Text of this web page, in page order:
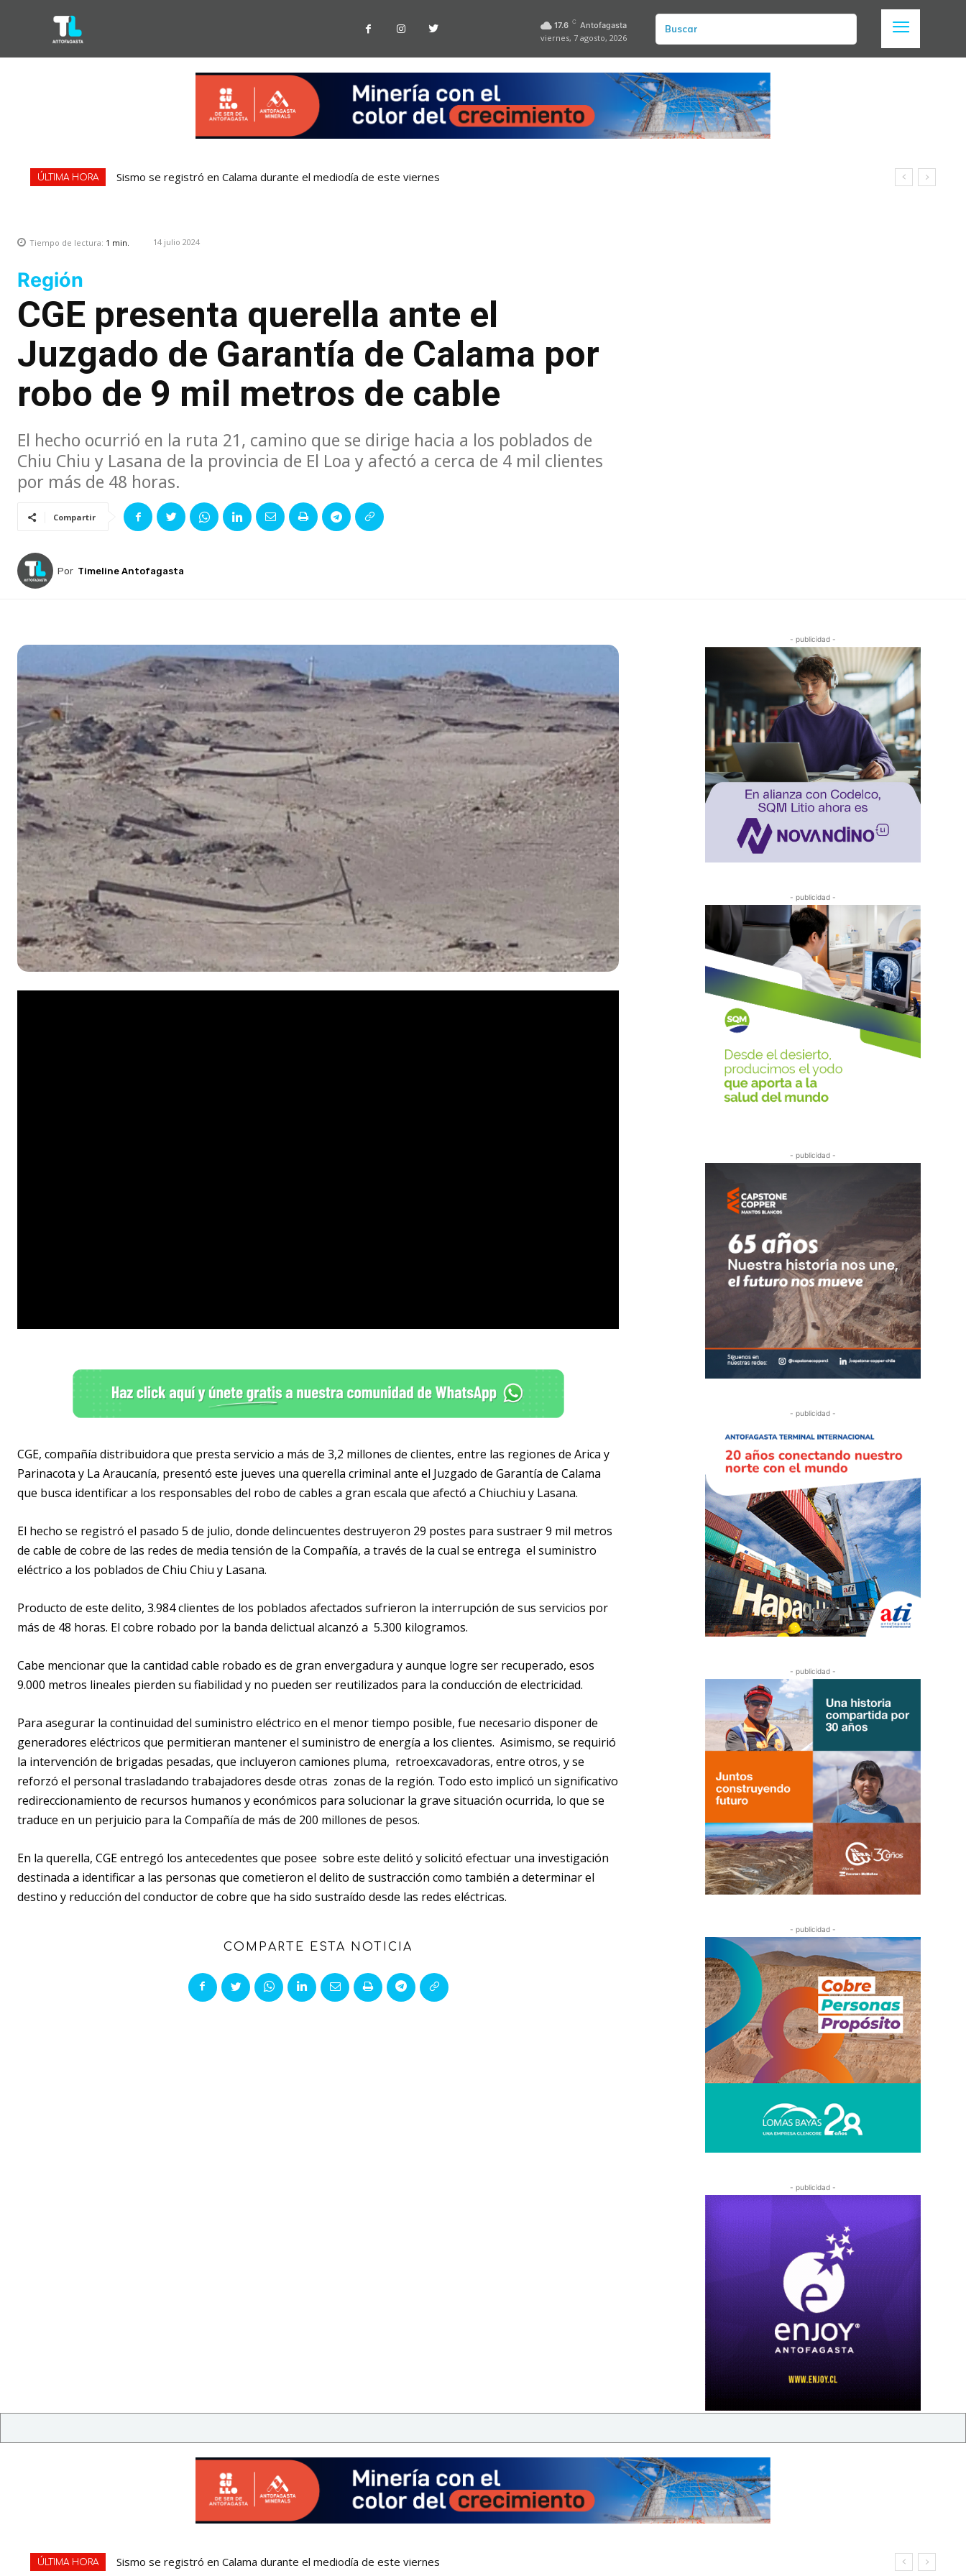
17.6 C Antofagasta
viernes, 7 agosto, 2026
Buscar
ÚLTIMA HORA Sismo se registró en Calama durante el mediodía de este viernes
Tiempo de lectura: 1 min. 14 julio 2024
Región
CGE presenta querella ante el
Juzgado de Garantía de Calama por
robo de 9 mil metros de cable
El hecho ocurrió en la ruta 21, camino que se dirige hacia a los poblados de
Chiu Chiu y Lasana de la provincia de El Loa y afectó a cerca de 4 mil clientes
por más de 48 horas.
Compartir
Por Timeline Antofagasta
CGE, compañía distribuidora que presta servicio a más de 3,2 millones de clientes, entre las regiones de Arica y
Parinacota y La Araucanía, presentó este jueves una querella criminal ante el Juzgado de Garantía de Calama
que busca identificar a los responsables del robo de cables a gran escala que afectó a Chiuchiu y Lasana.
El hecho se registró el pasado 5 de julio, donde delincuentes destruyeron 29 postes para sustraer 9 mil metros
de cable de cobre de las redes de media tensión de la Compañía, a través de la cual se entrega el suministro
eléctrico a los poblados de Chiu Chiu y Lasana.
Producto de este delito, 3.984 clientes de los poblados afectados sufrieron la interrupción de sus servicios por
más de 48 horas. El cobre robado por la banda delictual alcanzó a 5.300 kilogramos.
Cabe mencionar que la cantidad cable robado es de gran envergadura y aunque logre ser recuperado, esos
9.000 metros lineales pierden su fiabilidad y no pueden ser reutilizados para la conducción de electricidad.
Para asegurar la continuidad del suministro eléctrico en el menor tiempo posible, fue necesario disponer de
generadores eléctricos que permitieran mantener el suministro de energía a los clientes. Asimismo, se requirió
la intervención de brigadas pesadas, que incluyeron camiones pluma, retroexcavadoras, entre otros, y se
reforzó el personal trasladando trabajadores desde otras zonas de la región. Todo esto implicó un significativo
redireccionamiento de recursos humanos y económicos para solucionar la grave situación ocurrida, lo que se
traduce en un perjuicio para la Compañía de más de 200 millones de pesos.
En la querella, CGE entregó los antecedentes que posee sobre este delitó y solicitó efectuar una investigación
destinada a identificar a las personas que cometieron el delito de sustracción como también a determinar el
destino y reducción del conductor de cobre que ha sido sustraído desde las redes eléctricas.
COMPARTE ESTA NOTICIA
- publicidad -
- publicidad -
- publicidad -
- publicidad -
- publicidad -
- publicidad -
- publicidad -